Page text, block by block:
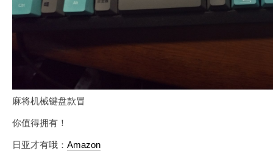
麻将机械键盘款冒
你值得拥有！
日亚才有哦： Amazon